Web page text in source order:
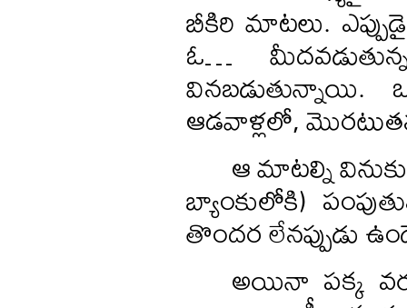
బీకిరి మాటలు.
ఓ…
ఆడవాళ్లలో,
ఆ మాటల్ని
బ్యాంకులోకి)
తొందర లేనప్పుడు
అయినా పక్క